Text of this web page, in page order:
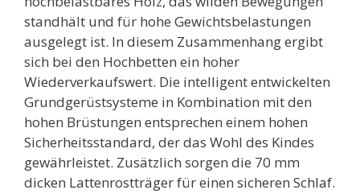
standhält und für hohe Gewichtsbelastungen
ausgelegt ist. In diesem Zusammenhang ergibt
sich bei den Hochbetten ein hoher
Wiederverkaufswert. Die intelligent entwickelten
Grundgerüstsysteme in Kombination mit den
hohen Brüstungen entsprechen einem hohen
Sicherheitsstandard, der das Wohl des Kindes
gewährleistet. Zusätzlich sorgen die 70 mm
dicken Lattenrostträger für einen sicheren Schlaf.